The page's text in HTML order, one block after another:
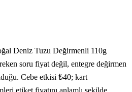
Deniz Tuzu Değirmenli 110g
soru fiyat değil, entegre değirmen
Cebe etkisi ₺40; kart
etiket fiyatını anlamlı şekilde